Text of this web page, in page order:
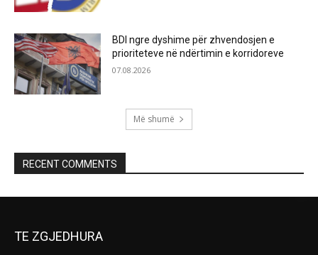
BDI ngre dyshime për zhvendosjen e
prioriteteve në ndërtimin e korridoreve
07.08.2026
Më shumë
RECENT COMMENTS
TE ZGJEDHURA